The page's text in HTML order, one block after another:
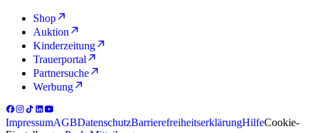
Shop
Auktion
Kinderzeitung
Trauerportal
Partnersuche
Werbung
ImpressumAGBDatenschutzBarrierefreiheitserklärungHilfeCookie-